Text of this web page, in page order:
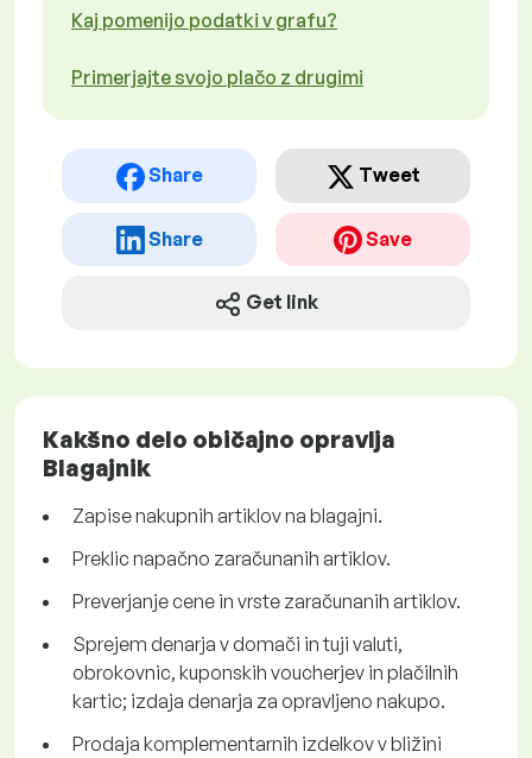
Kaj pomenijo podatki v grafu?
Primerjajte svojo plačo z drugimi
Share Tweet
Share Save
Get link
Kakšno delo običajno opravlja
Blagajnik
Zapise nakupnih artiklov na blagajni.
Preklic napačno zaračunanih artiklov.
Preverjanje cene in vrste zaračunanih artiklov.
Sprejem denarja v domači in tuji valuti,
obrokovnic, kuponskih voucherjev in plačilnih
kartic; izdaja denarja za opravljeno nakupo.
Prodaja komplementarnih izdelkov v bližini